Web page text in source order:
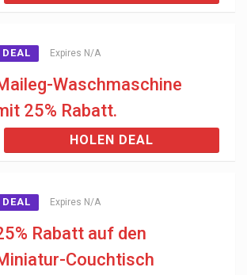
DEAL Expires N/A
Waschmaschine
25% Rabatt.
HOLEN DEAL
DEAL Expires N/A
Rabatt auf den
Couchtisch